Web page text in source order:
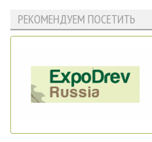
РЕКОМЕНДУЕМ ПОСЕТИТЬ